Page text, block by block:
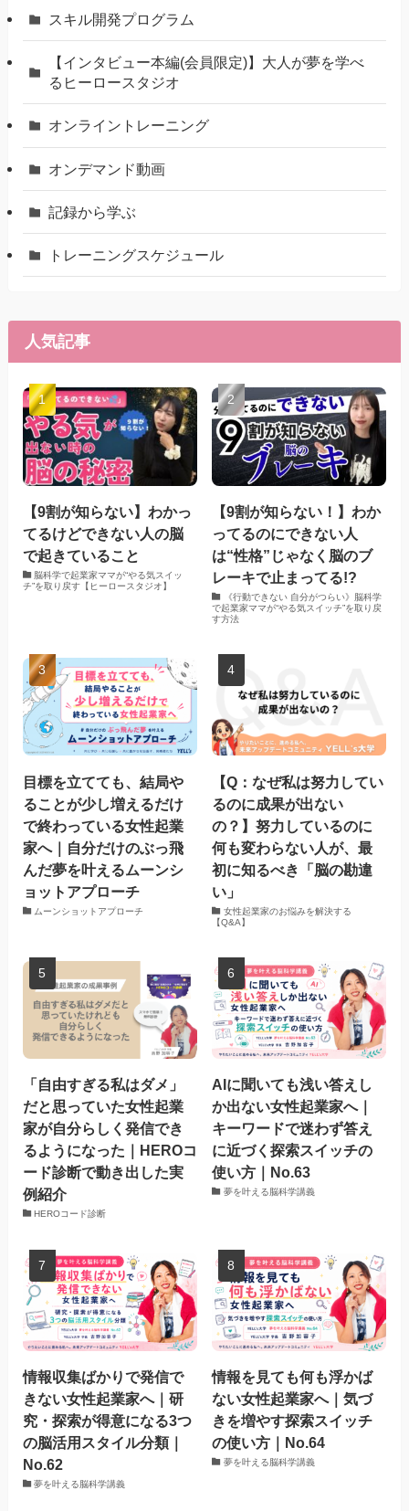
スキル開発プログラム
【インタビュー本編(会員限定)】大人が夢を学べ
るヒーロースタジオ
オンライントレーニング
オンデマンド動画
記録から学ぶ
トレーニングスケジュール
人気記事
【9割が知らない】わかっ
てるけどできない人の脳
で起きていること
脳科学で起業家ママが“やる気スイッ
チ”を取り戻す【ヒーロースタジオ】
【9割が知らない！】わか
ってるのにできない人
は“性格”じゃなく脳のブ
レーキで止まってる!?
《行動できない 自分がつらい》脳科学
で起業家ママが“やる気スイッチ”を取り戻
す方法
目標を立てても、結局や
ることが少し増えるだけ
で終わっている女性起業
家へ｜自分だけのぶっ飛
んだ夢を叶えるムーンシ
ョットアプローチ
ムーンショットアプローチ
【Q：なぜ私は努力してい
るのに成果が出ない
の？】努力しているのに
何も変わらない人が、最
初に知るべき「脳の勘違
い」
女性起業家のお悩みを解決する
【Q&A】
「自由すぎる私はダメ」
だと思っていた女性起業
家が自分らしく発信でき
るようになった｜HEROコ
ード診断で動き出した実
例紹介
HEROコード診断
AIに聞いても浅い答えし
か出ない女性起業家へ｜
キーワードで迷わず答え
に近づく探索スイッチの
使い方｜No.63
夢を叶える脳科学講義
情報収集ばかりで発信で
きない女性起業家へ｜研
究・探索が得意になる3つ
の脳活用スタイル分類｜
No.62
夢を叶える脳科学講義
情報を見ても何も浮かば
ない女性起業家へ｜気づ
きを増やす探索スイッチ
の使い方｜No.64
夢を叶える脳科学講義